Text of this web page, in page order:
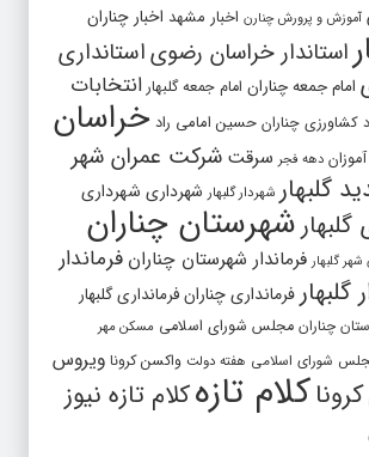
آموزش و پرورش چنارن اخبار مشهد اخبار چناران
استاندار خراسان رضویاستانداری
امام جمعه چناران امام جمعه گلبهار انتخابات
کشاورزی چناران حسین امامی راد خراسان
دهه فجر سرقت شرکت عمران شهر
گلبهار شهردار گلبهار شهرداری شهرداری
شهرستان چناران
گلبهار فرماندار شهرستان چناران فرماندار
گلبهار فرمانداری چنارانفرمانداری گلبهار
چناران مجلس شورای اسلامی مسکن مهر
شورای اسلامی هفته دولت واکسن کرونا ویروس
کروناکلام تازهکلام تازه نیوز